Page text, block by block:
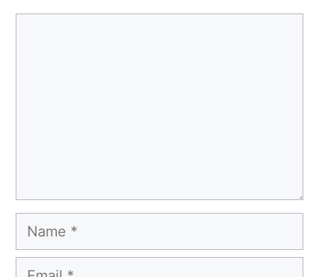
Name
Email